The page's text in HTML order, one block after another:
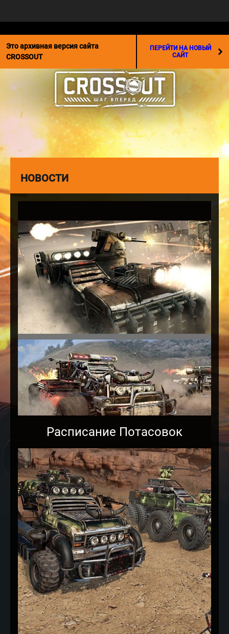
Это архивная версия сайта
CROSSOUT
ПЕРЕЙТИ НА НОВЫЙ
САЙТ
НОВОСТИОбновление «Дрифт по
Пустошам»
Обновление «Джекпот»
Расписание Потасовок